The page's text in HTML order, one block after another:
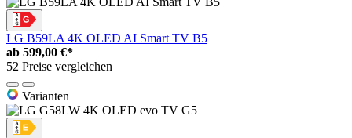
LG B59LA 4K OLED AI Smart TV B5
ab 599,00 €*
52 Preise vergleichen
Varianten